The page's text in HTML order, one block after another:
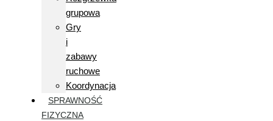
grupowa
Gry
i
zabawy
ruchowe
Koordynacja
SPRAWNOŚĆ
FIZYCZNA